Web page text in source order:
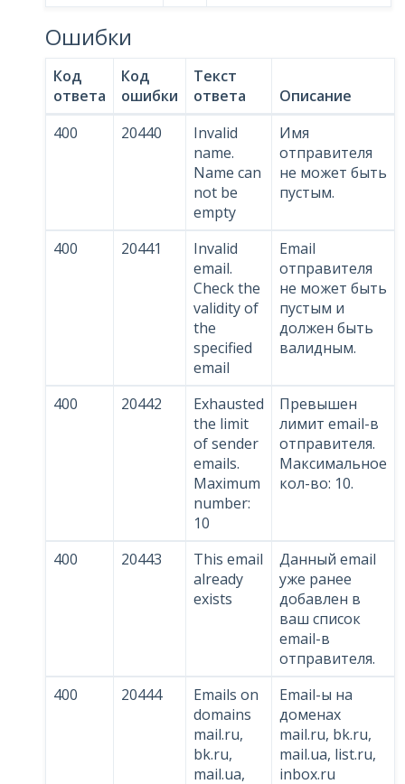
Ошибки
Код
ответа
Код
ошибки
Текст
ответа
Описание
400
20440
Invalid
name.
Name can
not be
empty
Имя
отправителя
не может быть
пустым.
400 20441
Invalid
email.
Check the
validity of
the
specified
email
Email
отправителя
не может быть
пустым и
должен быть
валидным.
400 20442
Exhausted
the limit
of sender
emails.
Maximum
number:
10
Превышен
лимит email-в
отправителя.
Максимальное
кол-во: 10.
400 20443
This email
already
exists
Данный email
уже ранее
добавлен в
ваш список
email-в
отправителя.
400
20444
Emails on
domains
mail.ru,
bk.ru,
mail.ua,
Email-ы на
доменах
mail.ru, bk.ru,
mail.ua, list.ru,
inbox.ru